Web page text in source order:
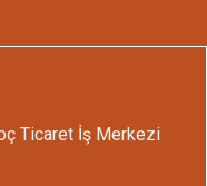
Ticaret İş Merkezi